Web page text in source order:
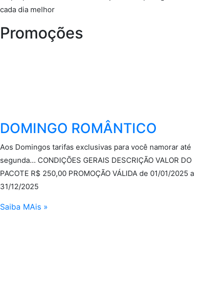
cada dia melhor
Promoções
DOMINGO ROMÂNTICO
Aos Domingos tarifas exclusivas para você namorar até
segunda… CONDIÇÕES GERAIS DESCRIÇÃO VALOR DO
PACOTE R$ 250,00 PROMOÇÃO VÁLIDA de 01/01/2025 a
31/12/2025
Saiba MAis »